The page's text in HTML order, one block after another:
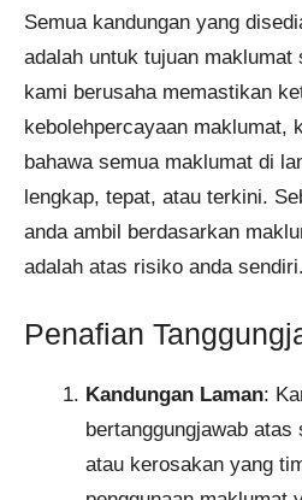
Semua kandungan yang
adalah untuk tujuan maklumat
kami berusaha memastikan
kebolehpercayaan maklumat,
bahawa semua maklumat di
lengkap, tepat, atau terkini.
anda ambil berdasarkan
adalah atas risiko anda sendiri.
Penafian
Kandungan Laman:
bertanggungjawab atas
atau kerosakan yang